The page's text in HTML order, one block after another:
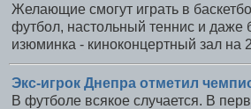
Желающие смогут играть в
футбол, настольный теннис и даже
изюминка - киноконцертный зал на
Экс-игрок Днепра отметил
В футболе всякое случается. В